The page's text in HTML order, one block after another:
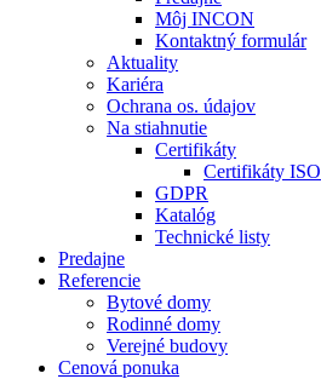
Môj INCON
Kontaktný formulár
Aktuality
Kariéra
Ochrana os. údajov
Na stiahnutie
Certifikáty
Certifikáty ISO
GDPR
Katalóg
Technické listy
Predajne
Referencie
Bytové domy
Rodinné domy
Verejné budovy
Cenová ponuka